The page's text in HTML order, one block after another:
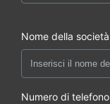
Nome della società
Numero di telefono